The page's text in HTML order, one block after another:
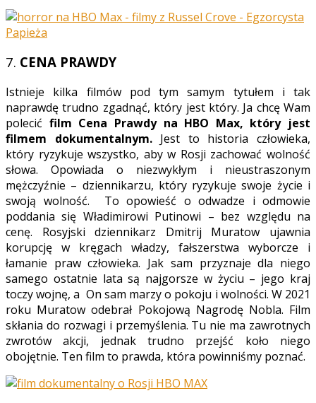
7. CENA PRAWDY
Istnieje kilka filmów pod tym samym tytułem i tak
naprawdę trudno zgadnąć, który jest który. Ja chcę Wam
polecić film Cena Prawdy na HBO Max, który jest
filmem dokumentalnym.Jest to historia człowieka,
który ryzykuje wszystko, aby w Rosji zachować wolność
słowa. Opowiada o niezwykłym i nieustraszonym
mężczyźnie – dziennikarzu, który ryzykuje swoje życie i
swoją wolność. To opowieść o odwadze i odmowie
poddania się Władimirowi Putinowi – bez względu na
cenę. Rosyjski dziennikarz Dmitrij Muratow ujawnia
korupcję w kręgach władzy, fałszerstwa wyborcze i
łamanie praw człowieka. Jak sam przyznaje dla niego
samego ostatnie lata są najgorsze w życiu – jego kraj
toczy wojnę, a On sam marzy o pokoju i wolności. W 2021
roku Muratow odebrał Pokojową Nagrodę Nobla. Film
skłania do rozwagi i przemyślenia. Tu nie ma zawrotnych
zwrotów akcji, jednak trudno przejść koło niego
obojętnie. Ten film to prawda, która powinniśmy poznać.